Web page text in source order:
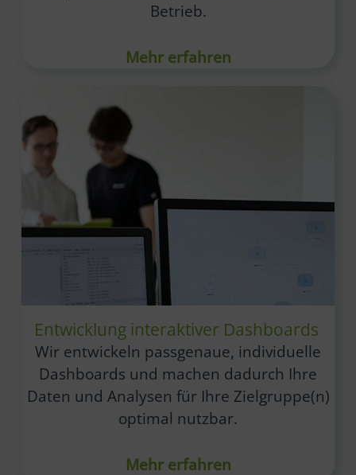
Betrieb.
Mehr erfahren
Entwicklung interaktiver Dashboards
Wir entwickeln passgenaue, individuelle
Dashboards und machen dadurch Ihre
Daten und Analysen für Ihre Zielgruppe(n)
optimal nutzbar.
Mehr erfahren